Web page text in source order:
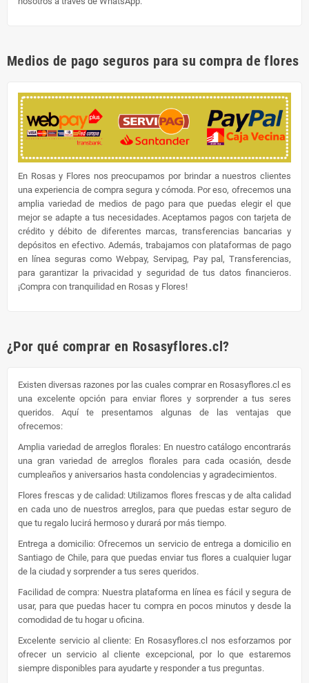
Medios de pago seguros para su compra de flores
En Rosas y Flores nos preocupamos por brindar a nuestros clientes
una experiencia de compra segura y cómoda. Por eso, ofrecemos una
amplia variedad de medios de pago para que puedas elegir el que
mejor se adapte a tus necesidades. Aceptamos pagos con tarjeta de
crédito y débito de diferentes marcas, transferencias bancarias y
depósitos en efectivo. Además, trabajamos con plataformas de pago
en línea seguras como Webpay, Servipag, Pay pal, Transferencias,
para garantizar la privacidad y seguridad de tus datos financieros.
¡Compra con tranquilidad en Rosas y Flores!
¿Por qué comprar en Rosasyflores.cl?
Existen diversas razones por las cuales comprar en Rosasyflores.cl es
una excelente opción para enviar flores y sorprender a tus seres
queridos. Aquí te presentamos algunas de las ventajas que
ofrecemos:
Amplia variedad de arreglos florales: En nuestro catálogo encontrarás
una gran variedad de arreglos florales para cada ocasión, desde
cumpleaños y aniversarios hasta condolencias y agradecimientos.
Flores frescas y de calidad: Utilizamos flores frescas y de alta calidad
en cada uno de nuestros arreglos, para que puedas estar seguro de
que tu regalo lucirá hermoso y durará por más tiempo.
Entrega a domicilio: Ofrecemos un servicio de entrega a domicilio en
Santiago de Chile, para que puedas enviar tus flores a cualquier lugar
de la ciudad y sorprender a tus seres queridos.
Facilidad de compra: Nuestra plataforma en línea es fácil y segura de
usar, para que puedas hacer tu compra en pocos minutos y desde la
comodidad de tu hogar u oficina.
Excelente servicio al cliente: En Rosasyflores.cl nos esforzamos por
ofrecer un servicio al cliente excepcional, por lo que estaremos
siempre disponibles para ayudarte y responder a tus preguntas.